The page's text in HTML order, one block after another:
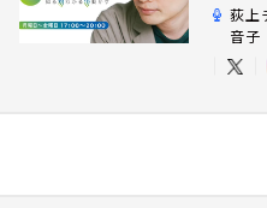
荻上
音子